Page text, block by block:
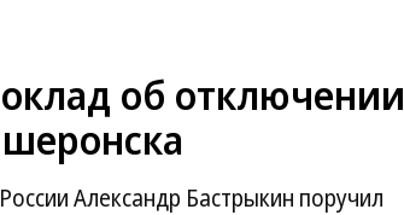
об отключении
Александр Бастрыкин поручил